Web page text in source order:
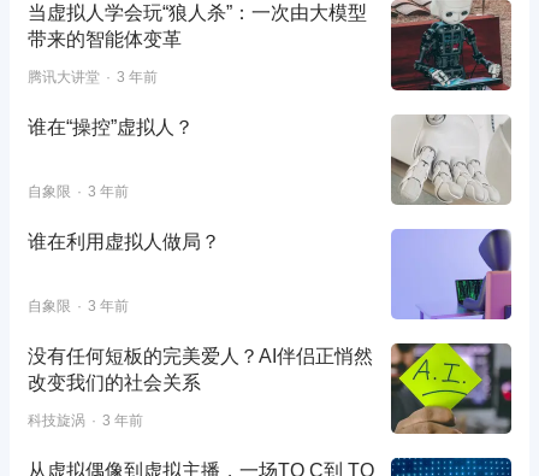
当虚拟人学会玩“狼人杀”：一次由大模型
带来的智能体变革
腾讯大讲堂 3 年前
谁在“操控”虚拟人？
自象限 3 年前
谁在利用虚拟人做局？
自象限 3 年前
没有任何短板的完美爱人？AI伴侣正悄然
改变我们的社会关系
科技旋涡 3 年前
从虚拟偶像到虚拟主播，一场TO C到 TO